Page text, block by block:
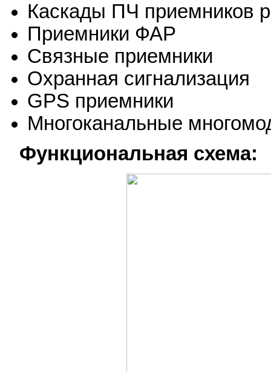
Каскады ПЧ приемников
Приемники ФАР
Связные приемники
Охранная сигнализация
GPS приемники
Многоканальные
Функциональная схема: